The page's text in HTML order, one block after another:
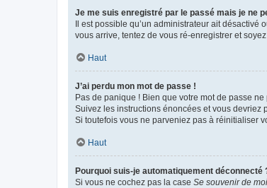
Je me suis enregistré par le passé mais je ne
Il est possible qu’un administrateur ait
vous arrive, tentez de vous ré-enregistrer et
Haut
J’ai perdu mon mot de passe !
Pas de panique ! Bien que votre mot de passe
Suivez les instructions énoncées et vous devriez
Si toutefois vous ne parveniez pas à réinitialiser
Haut
Pourquoi suis-je automatiquement déconnecté
Si vous ne cochez pas la case Se souvenir de moi